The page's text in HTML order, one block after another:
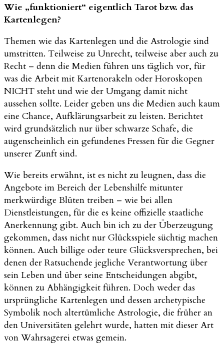
Wie „funktioniert“ eigentlich Tarot bzw. das
Kartenlegen?
Themen wie das Kartenlegen und die Astrologie sind
umstritten. Teilweise zu Unrecht, teilweise aber auch zu
Recht – denn die Medien führen uns täglich vor, für
was die Arbeit mit Kartenorakeln oder Horoskopen
NICHT steht und wie der Umgang damit nicht
aussehen sollte. Leider geben uns die Medien auch kaum
eine Chance, Aufklärungsarbeit zu leisten. Berichtet
wird grundsätzlich nur über schwarze Schafe, die
augenscheinlich ein gefundenes Fressen für die Gegner
unserer Zunft sind.
Wie bereits erwähnt, ist es nicht zu leugnen, dass die
Angebote im Bereich der Lebenshilfe mitunter
merkwürdige Blüten treiben – wie bei allen
Dienstleistungen, für die es keine offizielle staatliche
Anerkennung gibt. Auch bin ich zu der Überzeugung
gekommen, dass nicht nur Glücksspiele süchtig machen
können. Auch billige oder teure Glücksversprechen, bei
denen der Ratsuchende jegliche Verantwortung über
sein Leben und über seine Entscheidungen abgibt,
können zu Abhängigkeit führen. Doch weder das
ursprüngliche Kartenlegen und dessen archetypische
Symbolik noch altertümliche Astrologie, die früher an
den Universitäten gelehrt wurde, hatten mit dieser Art
von Wahrsagerei etwas gemein.